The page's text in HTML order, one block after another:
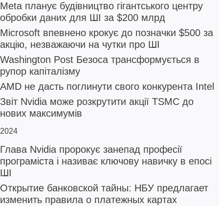
Meta планує будівництво гігантського центру
обробки даних для ШІ за $200 млрд
Microsoft впевнено крокує до позначки $500 за
акцію, незважаючи на чутки про ШІ
Washington Post Безоса трансформується в
рупор капіталізму
AMD не дасть поглинути свого конкурента Intel
Звіт Nvidia може розкрутити акції TSMC до
нових максимумів
2024
Глава Nvidia пророкує занепад професії
програміста і називає ключову навичку в епосі
ШІ
Открытие банковской тайны: НБУ предлагает
изменить правила о платежных картах